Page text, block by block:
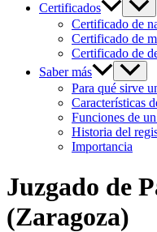
Certificados
Certificado de
Certificado de
Certificado de
Saber más
Para qué sirve
Características
Funciones de
Historia del
Importancia
Juzgado de
(Zaragoza)